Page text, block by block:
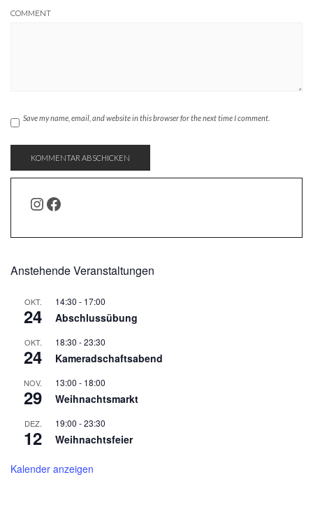
COMMENT
Save my name, email, and website in this browser for the next time I comment.
INSTAGRAM
FACEBOOK
Anstehende Veranstaltungen
OKT.
24
14:30 - 17:00
Abschlussübung
OKT.
24
18:30 -23:30
Kameradschaftsabend
NOV.
29
13:00 - 18:00
Weihnachtsmarkt
DEZ.
12
19:00 -23:30
Weihnachtsfeier
Kalender anzeigen